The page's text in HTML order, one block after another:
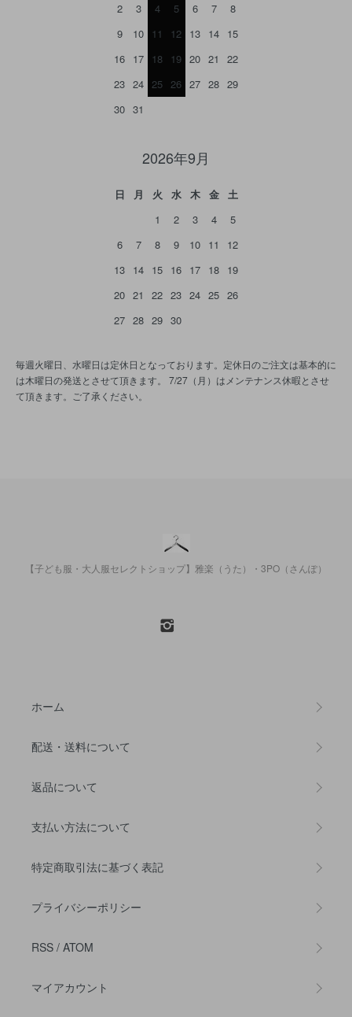
2
3 4 5 6 7
8
9
10 11 12 13 14 15
16 17 18 19 20 21
22
23 24 25 26 27 28 29
30 31
2026年9月
日 月 火 水 木 金
土
1
2 3 4
5
6
7 8 9 10 11
12
13 14 15 16 17 18 19
20 21 22 23 24 25 26
27 28 29 30
毎週火曜日、水曜日は定休日となっております。定休日のご注文は基本的に
は木曜日の発送とさせて頂きます。 7/27（月）はメンテナンス休暇とさせ
て頂きます。ご了承ください。
【子ども服・大人服セレクトショップ】雅楽（うた）・3PO（さんぽ）
ホーム
配送・送料について
返品について
支払い方法について
特定商取引法に基づく表記
プライバシーポリシー
RSS / ATOM
マイアカウント